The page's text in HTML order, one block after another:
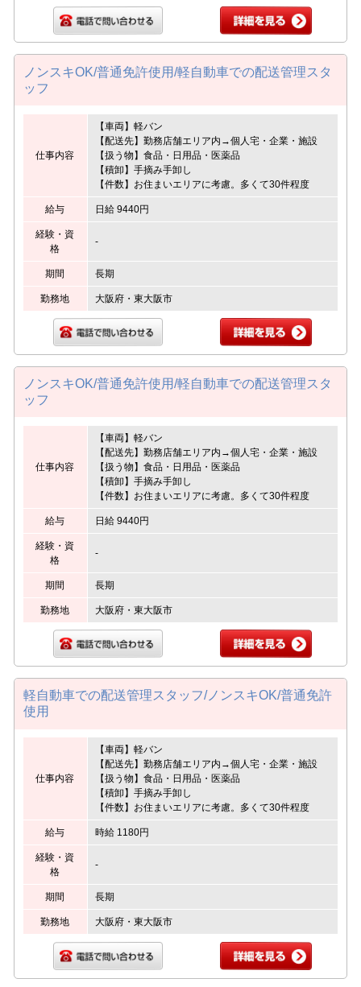
ノンスキOK/普通免許使用/軽自動車での配送管理スタ
ッフ
仕事内容
【車両】軽バン
【配送先】勤務店舗エリア内→個人宅・企業・施設
【扱う物】食品・日用品・医薬品
【積卸】手摘み手卸し
【件数】お住まいエリアに考慮。多くて30件程度
給与 日給 9440円
経験・資
格
-
期間 長期
勤務地 大阪府・東大阪市
ノンスキOK/普通免許使用/軽自動車での配送管理スタ
ッフ
仕事内容
【車両】軽バン
【配送先】勤務店舗エリア内→個人宅・企業・施設
【扱う物】食品・日用品・医薬品
【積卸】手摘み手卸し
【件数】お住まいエリアに考慮。多くて30件程度
給与 日給 9440円
経験・資
格
-
期間 長期
勤務地 大阪府・東大阪市
軽自動車での配送管理スタッフ/ノンスキOK/普通免許
使用
仕事内容
【車両】軽バン
【配送先】勤務店舗エリア内→個人宅・企業・施設
【扱う物】食品・日用品・医薬品
【積卸】手摘み手卸し
【件数】お住まいエリアに考慮。多くて30件程度
給与 時給 1180円
経験・資
格
-
期間 長期
勤務地 大阪府・東大阪市